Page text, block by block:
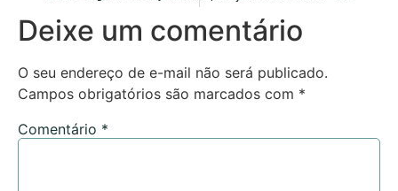
Deixe um comentário
O seu endereço de e-mail não será publicado.
Campos obrigatórios são marcados com *
Comentário *